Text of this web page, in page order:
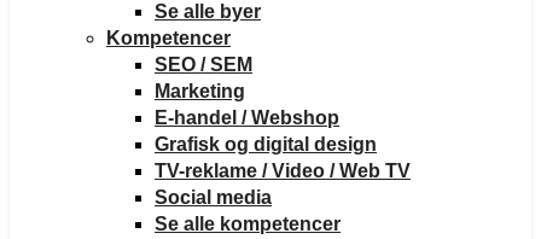
Se alle byer
Kompetencer
SEO / SEM
Marketing
E-handel / Webshop
Grafisk og digital design
TV-reklame / Video / Web TV
Social media
Se alle kompetencer